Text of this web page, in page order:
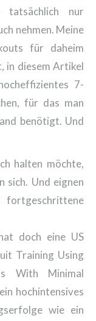
tatsächlich nur
nehmen. Meine
für daheim
in diesem Artikel
7-
für das man
benötigt. Und
halten möchte,
sich. Und eignen
fortgeschrittene
doch eine US
Training Using
With Minimal
hochintensives
wie ein